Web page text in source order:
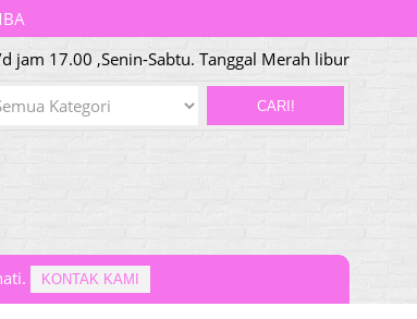
jam 17.00 ,Senin-Sabtu. Tanggal Merah libur
CARI!
KONTAK KAMI